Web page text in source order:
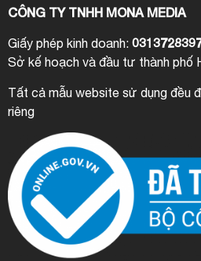
nên
CÔNG TY TNHH MONA MEDIA
Giấy phép kinh doanh:
Sở kế hoạch và đầu tư thành phố
Tất cả mẫu website sử dụng đều
riêng